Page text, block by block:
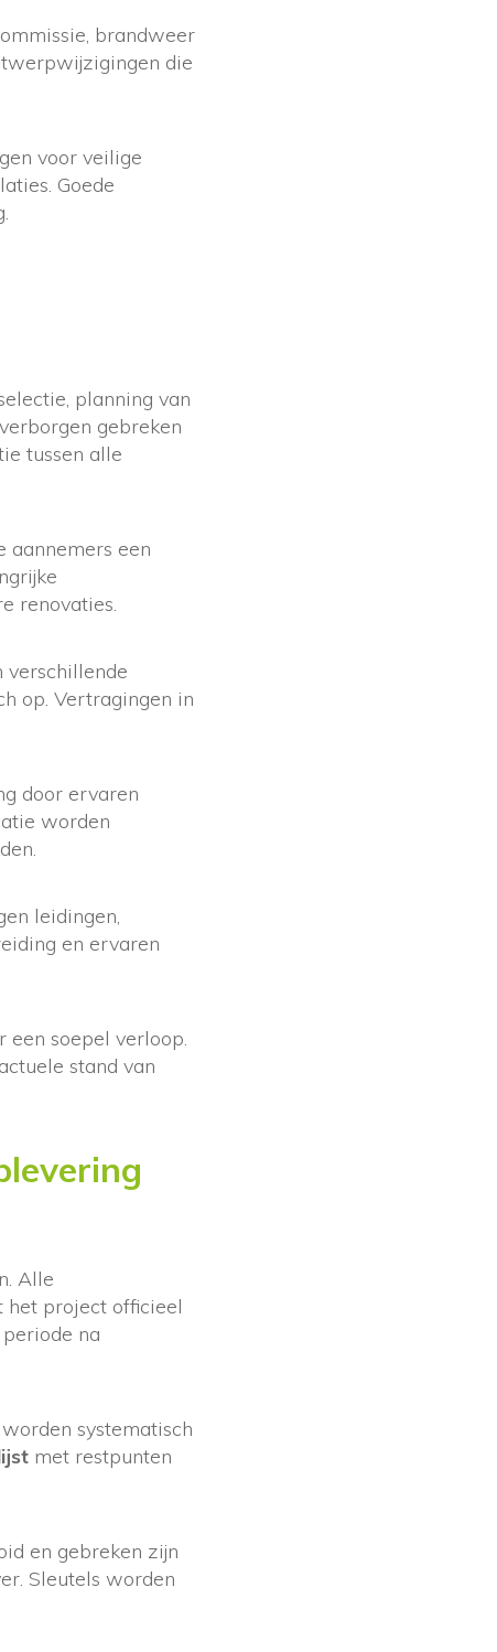
brandweer
die
voor veilige
Goede
planning van
gebreken
tussen alle
een
renovaties.
verschillende
op. Vertragingen in
door ervaren
worden
leidingen,
en ervaren
een soepel verloop.
stand van
Alle
project officieel
na
systematisch
met restpunten
en gebreken zijn
Sleutels worden